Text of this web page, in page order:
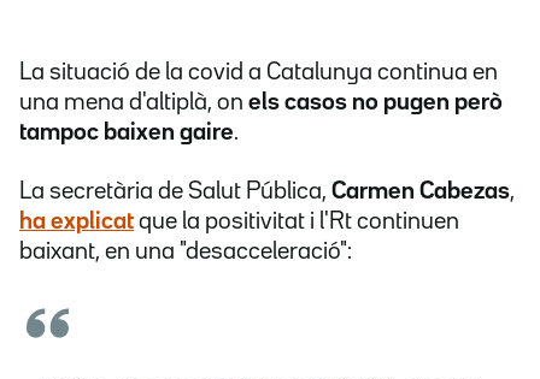
La situació de la covid a Catalunya continua en
una mena d'altiplà, on els casos no pugen però
tampoc baixen gaire.
La secretària de Salut Pública, Carmen Cabezas,
ha explicat que la positivitat i l'Rt continuen
baixant, en una "desacceleració":